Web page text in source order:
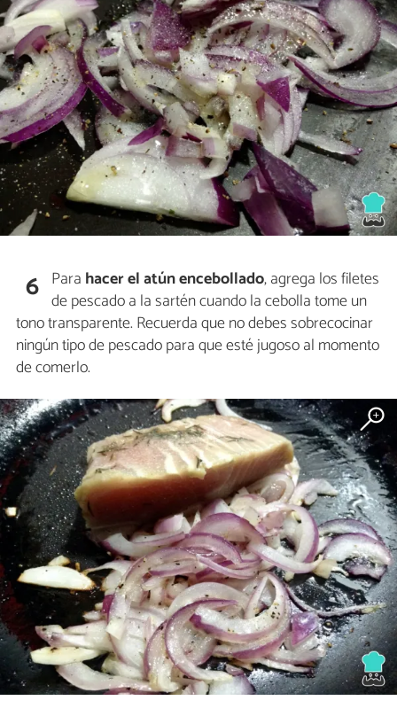
6 Para hacer el atún encebollado, agrega los filetes
de pescado a la sartén cuando la cebolla tome un
tono transparente. Recuerda que no debes sobrecocinar
ningún tipo de pescado para que esté jugoso al momento
de comerlo.